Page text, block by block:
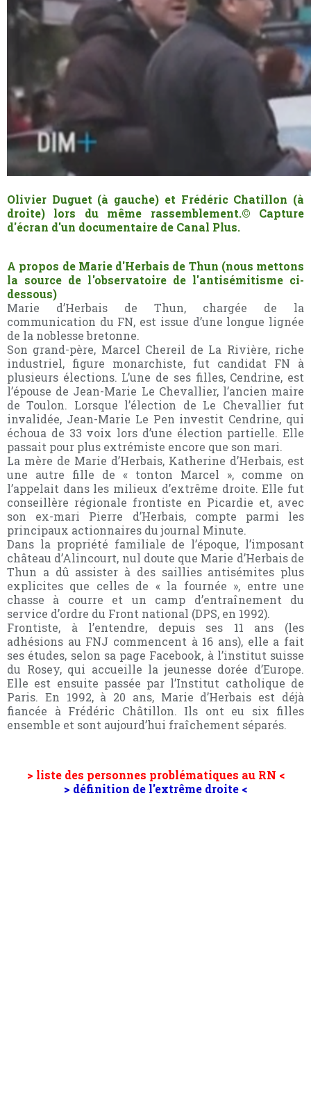
Olivier Duguet (à gauche) et Frédéric Chatillon (à
droite) lors du même rassemblement.© Capture
d'écran d'un documentaire de Canal Plus.
A propos de Marie d'Herbais de Thun (nous mettons
la source de l'observatoire de l'antisémitisme ci-
dessous)
Marie d’Herbais de Thun, chargée de la
communication du FN, est issue d’une longue lignée
de la noblesse bretonne.
Son grand-père, Marcel Chereil de La Rivière, riche
industriel, figure monarchiste, fut candidat FN à
plusieurs élections. L’une de ses filles, Cendrine, est
l’épouse de Jean-Marie Le Chevallier, l’ancien maire
de Toulon. Lorsque l’élection de Le Chevallier fut
invalidée, Jean-Marie Le Pen investit Cendrine, qui
échoua de 33 voix lors d’une élection partielle. Elle
passait pour plus extrémiste encore que son mari.
La mère de Marie d’Herbais, Katherine d’Herbais, est
une autre fille de « tonton Marcel », comme on
l’appelait dans les milieux d’extrême droite. Elle fut
conseillère régionale frontiste en Picardie et, avec
son ex-mari Pierre d’Herbais, compte parmi les
principaux actionnaires du journal Minute.
Dans la propriété familiale de l’époque, l’imposant
château d’Alincourt, nul doute que Marie d’Herbais de
Thun a dû assister à des saillies antisémites plus
explicites que celles de « la fournée », entre une
chasse à courre et un camp d’entraînement du
service d’ordre du Front national (DPS, en 1992).
Frontiste, à l’entendre, depuis ses 11 ans (les
adhésions au FNJ commencent à 16 ans), elle a fait
ses études, selon sa page Facebook, à l’institut suisse
du Rosey, qui accueille la jeunesse dorée d’Europe.
Elle est ensuite passée par l’Institut catholique de
Paris. En 1992, à 20 ans, Marie d’Herbais est déjà
fiancée à Frédéric Châtillon. Ils ont eu six filles
ensemble et sont aujourd’hui fraîchement séparés.
> liste des personnes problématiques au RN <
> définition de l'extrême droite <